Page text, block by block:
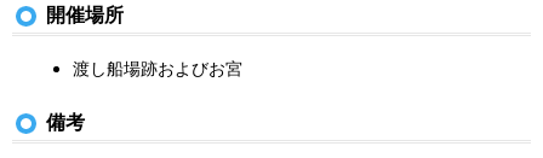
開催場所
渡し船場跡およびお宮
備考